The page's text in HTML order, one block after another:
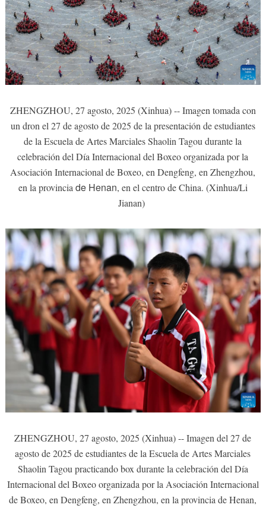
ZHENGZHOU, 27 agosto, 2025 (Xinhua) -- Imagen tomada con
un dron el 27 de agosto de 2025 de la presentación de estudiantes
de la Escuela de Artes Marciales Shaolin Tagou durante la
celebración del Día Internacional del Boxeo organizada por la
Asociación Internacional de Boxeo, en Dengfeng, en Zhengzhou,
en la provincia de Henan, en el centro de China. (Xinhua/Li
Jianan)
ZHENGZHOU, 27 agosto, 2025 (Xinhua) -- Imagen del 27 de
agosto de 2025 de estudiantes de la Escuela de Artes Marciales
Shaolin Tagou practicando box durante la celebración del Día
Internacional del Boxeo organizada por la Asociación Internacional
de Boxeo, en Dengfeng, en Zhengzhou, en la provincia de Henan,